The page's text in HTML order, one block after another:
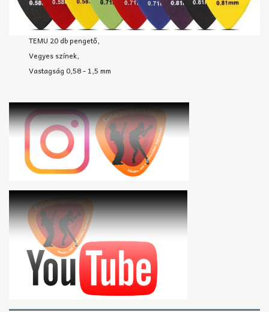
TEMU 20 db pengető,
Vegyes színek,
Vastagság 0,58 - 1,5 mm